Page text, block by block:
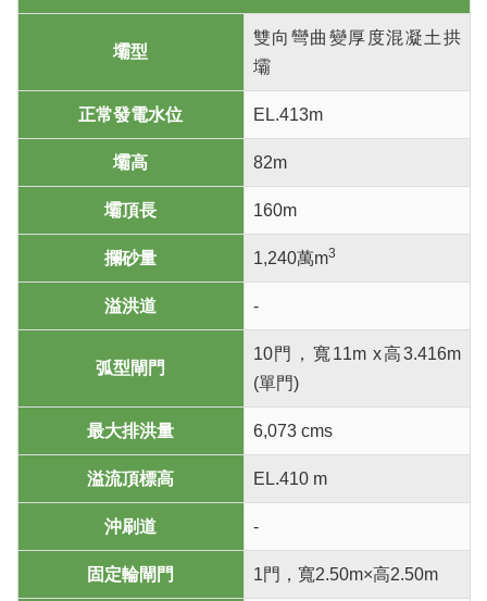
壩型
雙向彎曲變厚度混凝土拱
壩
正常發電水位 EL.413m
壩高 82m
壩頂長 160m
攔砂量 1,240萬m3
溢洪道 -
弧型閘門
10門，寬11m x高3.416m
(單門)
最大排洪量 6,073 cms
溢流頂標高 EL.410 m
沖刷道 -
固定輪閘門 1門，寬2.50m×高2.50m